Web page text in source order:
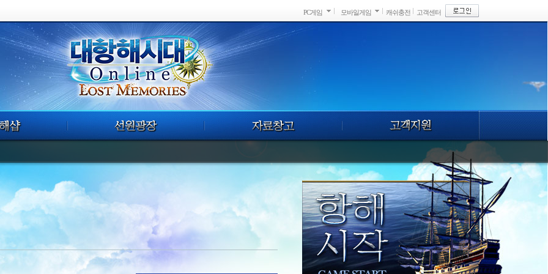
PC게임 모바일게임 캐쉬충전 고객센터